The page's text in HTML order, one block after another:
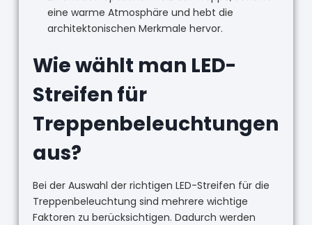
eine warme Atmosphäre und hebt die
architektonischen Merkmale hervor.
Wie wählt man LED-
Streifen für
Treppenbeleuchtungen
aus?
Bei der Auswahl der richtigen LED-Streifen für die
Treppenbeleuchtung sind mehrere wichtige
Faktoren zu berücksichtigen. Dadurch werden